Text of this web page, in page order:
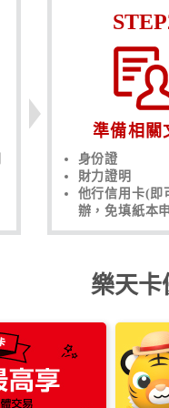
準備相關
身份證
財力證明
他行信用卡(即
辦，免填紙本
樂天